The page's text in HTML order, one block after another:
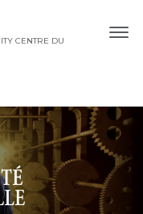
CENTRE DU